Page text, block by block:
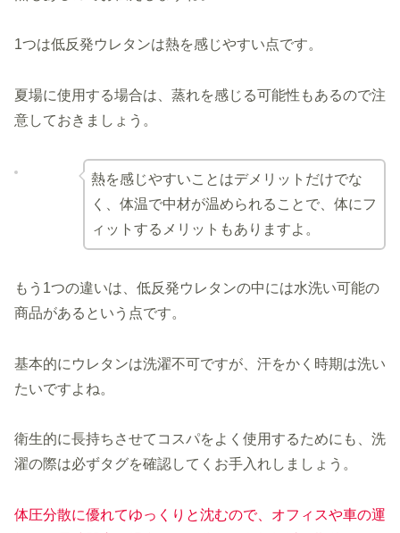
1つは低反発ウレタンは熱を感じやすい点です。
夏場に使用する場合は、蒸れを感じる可能性もあるので注
意しておきましょう。
熱を感じやすいことはデメリットだけでな
く、体温で中材が温められることで、体にフ
ィットするメリットもありますよ。
もう1つの違いは、低反発ウレタンの中には水洗い可能の
商品があるという点です。
基本的にウレタンは洗濯不可ですが、汗をかく時期は洗い
たいですよね。
衛生的に長持ちさせてコスパをよく使用するためにも、洗
濯の際は必ずタグを確認してくお手入れしましょう。
体圧分散に優れてゆっくりと沈むので、オフィスや車の運